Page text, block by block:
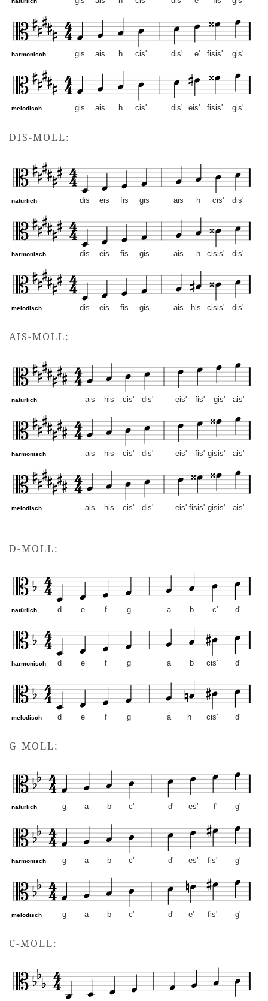
harmonisch gis ais h cis' dis' e' fisis' gis'
melodisch gis ais h cis' dis' eis' fisis' gis'
DIS-MOLL:
natürlich dis eis fis gis ais h cis' dis'
harmonisch dis eis fis gis ais h cisis' dis'
melodisch dis eis fis gis ais his cisis' dis'
AIS-MOLL:
natürlich ais his cis' dis' eis' fis' gis' ais'
harmonisch ais his cis' dis' eis' fis' gisis' ais'
melodisch ais his cis' dis' eis' fisis' gisis' ais'
D-MOLL:
natürlich d e f g a b c' d'
harmonisch d e f g a b cis' d'
melodisch d e f g a h cis' d'
G-MOLL:
natürlich g a b c' d' es' f' g'
harmonisch g a b c' d' es' fis' g'
melodisch g a b c' d' e' fis' g'
C-MOLL: